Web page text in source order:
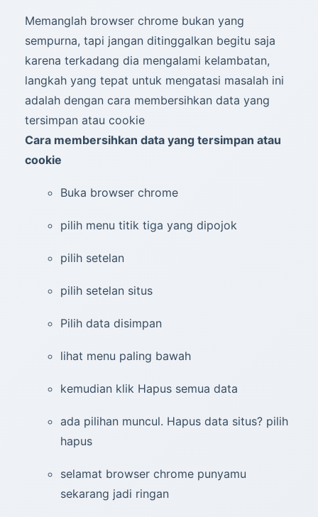
Memanglah browser chrome bukan yang
sempurna, tapi jangan ditinggalkan begitu saja
karena terkadang dia mengalami kelambatan,
langkah yang tepat untuk mengatasi masalah ini
adalah dengan cara membersihkan data yang
tersimpan atau cookie
Cara membersihkan data yang tersimpan atau
cookie
Buka browser chrome
pilih menu titik tiga yang dipojok
pilih setelan
pilih setelan situs
Pilih data disimpan
lihat menu paling bawah
kemudian klik Hapus semua data
ada pilihan muncul. Hapus data situs? pilih
hapus
selamat browser chrome punyamu
sekarang jadi ringan